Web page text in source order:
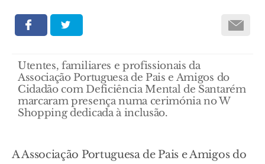
Utentes, familiares e profissionais da
Associação Portuguesa de Pais e Amigos do
Cidadão com Deficiência Mental de Santarém
marcaram presença numa cerimónia no W
Shopping dedicada à inclusão.
A Associação Portuguesa de Pais e Amigos do